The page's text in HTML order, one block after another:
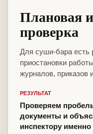
Плановая
проверка
Для суши-бара есть
приостановки
журналов, приказов
РЕЗУЛЬТАТ
Проверяем
документы и
инспектору